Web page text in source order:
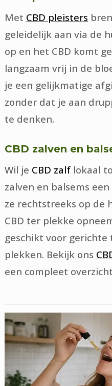
Met CBD pleisters
geleidelijk aan via de
op en het CBD komt
langzaam vrij in de
je een gelijkmatige
zonder dat je aan
te denken.
CBD zalven en
Wil je CBD zalf lokaal
zalven en balsems
ze rechtstreeks op de
CBD ter plekke
geschikt voor gerichte
plekken. Bekijk ons
een compleet